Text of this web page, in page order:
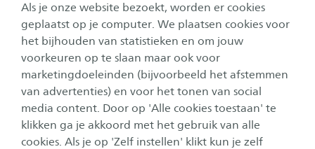
Als je onze website bezoekt, worden er cookies
geplaatst op je computer. We plaatsen cookies voor
het bijhouden van statistieken en om jouw
voorkeuren op te slaan maar ook voor
marketingdoeleinden (bijvoorbeeld het afstemmen
van advertenties) en voor het tonen van social
media content. Door op 'Alle cookies toestaan' te
klikken ga je akkoord met het gebruik van alle
cookies. Als je op 'Zelf instellen' klikt kun je zelf
tonen
tonen
Saxion is een hogeschool die voortkwam uit het
rijke onderwijsverleden van Deventer
boekenstad en uit de maatschappelijke
initiatieven van ondernemende Twentse
textielhandelaren. Al vanaf de 13e eeuw was
Deventer een bolwerk van boeken en kennis.
Desiderius Erasmus was in de 15e eeuw een van